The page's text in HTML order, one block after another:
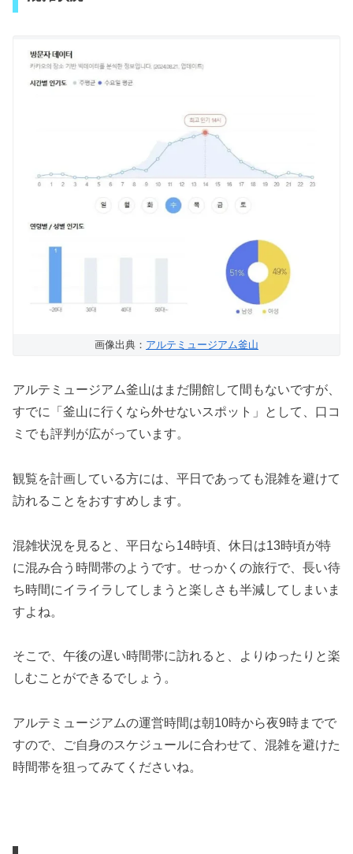
画像出典： アルテミュージアム釜山
アルテミュージアム釜山はまだ開館して間もないですが、
すでに「釜山に行くなら外せないスポット」として、口コ
ミでも評判が広がっています。
観覧を計画している方には、平日であっても混雑を避けて
訪れることをおすすめします。
混雑状況を見ると、平日なら14時頃、休日は13時頃が特
に混み合う時間帯のようです。せっかくの旅行で、長い待
ち時間にイライラしてしまうと楽しさも半減してしまいま
すよね。
そこで、午後の遅い時間帯に訪れると、よりゆったりと楽
しむことができるでしょう。
アルテミュージアムの運営時間は朝10時から夜9時までで
すので、ご自身のスケジュールに合わせて、混雑を避けた
時間帯を狙ってみてくださいね。